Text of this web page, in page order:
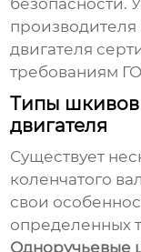
безопасности.
производителя
двигателя
требованиям
Типы шкивов
двигателя
Существует
коленчатого
свои
определенных
Одноручьевые